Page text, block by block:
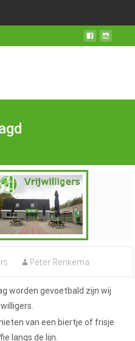
Peter Renkema
worden gevoetbald zijn wij
van een biertje of frisje
langs de lijn.